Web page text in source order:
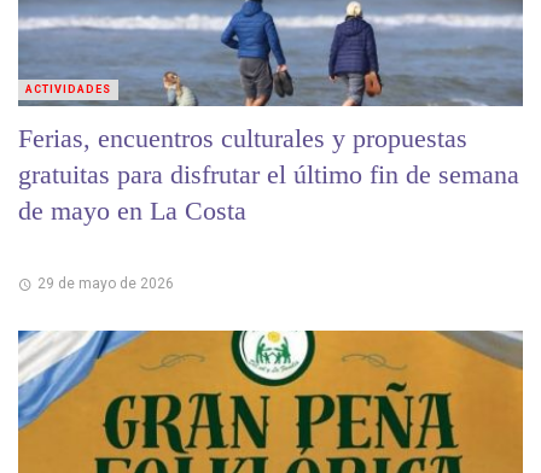
Ferias, encuentros culturales y propuestas
gratuitas para disfrutar el último fin de semana
de mayo en La Costa
29 de mayo de 2026
ACTIVIDADES